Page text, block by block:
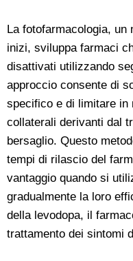
La fotofarmacologia, un
inizi, sviluppa farmaci
disattivati utilizzando
approccio consente di
specifico e di limitare in
collaterali derivanti dal
bersaglio. Questo
tempi di rilascio del
vantaggio quando si
gradualmente la loro
della levodopa, il
trattamento dei sintomi